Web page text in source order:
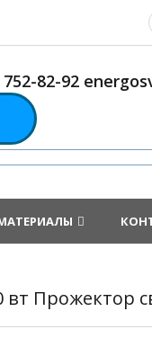
752-82-92
вт Прожектор